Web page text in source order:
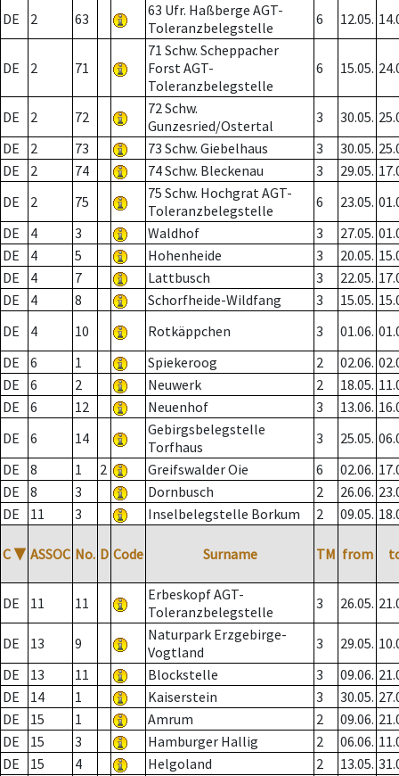
DE 2 63
63 Ufr. Haßberge AGT-
Toleranzbelegstelle
6 12.05.
DE 2 71
71 Schw. Scheppacher
Forst AGT-
Toleranzbelegstelle
6 15.05.
DE 2 72
72 Schw.
Gunzesried/Ostertal
3 30.05.
DE
2 73 73 Schw. Giebelhaus 3 30.05.
DE
2 74 74 Schw. Bleckenau 3 29.05.
DE
2 75
75 Schw. Hochgrat AGT-
Toleranzbelegstelle
6 23.05.
DE
4 3 Waldhof 3 27.05.
DE
4 5 Hohenheide 3 20.05.
DE
4 7 Lattbusch 3 22.05.
DE
4 8 Schorfheide-Wildfang 3 15.05.
DE
4 10 Rotkäppchen 3 01.06.
DE
6 1 Spiekeroog 2 02.06.
DE
6 2 Neuwerk 2 18.05.
DE
6 12 Neuenhof 3 13.06.
DE
6 14
Gebirgsbelegstelle
Torfhaus
3 25.05.
DE
8 1 2 Greifswalder Oie 6 02.06.
DE
8 3 Dornbusch 2 26.06.
DE
11 3 Inselbelegstelle Borkum 2 09.05.
C ▼ ASSOC No. D Code Surname TM from
DE 11 11
Erbeskopf AGT-
Toleranzbelegstelle
3 26.05.
DE 13 9
Naturpark Erzgebirge-
Vogtland
3 29.05.
DE
13 11 Blockstelle 3 09.06.
DE
14 1 Kaiserstein 3 30.05.
DE
15 1 Amrum 2 09.06.
DE
15 3 Hamburger Hallig 2 06.06.
DE
15 4 Helgoland 2 13.05.